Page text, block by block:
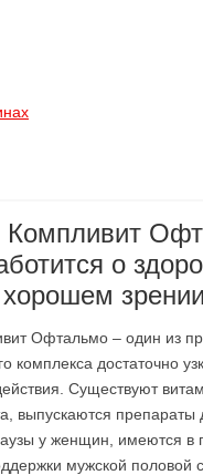
Компливит
о
хорошем зрении
Офтальмо – один из
комплекса достаточно
Существуют
выпускаются препараты
у женщин, имеются в
мужской половой